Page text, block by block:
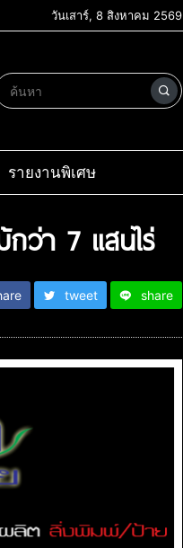
วันเสาร์, 8 สิงหาคม 2569
รายงานพิเศษ
กว่า 7 แสนไร่
tweet share